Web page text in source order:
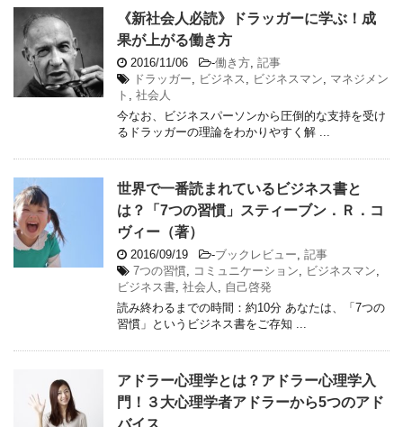
《新社会人必読》ドラッガーに学ぶ！成
果が上がる働き方
2016/11/06 -働き方 記事
ドラッガー
ビジネス ビジネスマン
マネジメン
ト
社会人
今なお、ビジネスパーソンから圧倒的な支持を受け
るドラッガーの理論をわかりやすく解 ...
世界で一番読まれているビジネス書と
は？「7つの習慣」スティーブン．Ｒ．コ
ヴィー（著）
2016/09/19 -ブックレビュー 記事
7つの習慣
コミュニケーション ビジネスマン
ビジネス書 社会人
自己啓発
読み終わるまでの時間：約10分 あなたは、「7つの
習慣」というビジネス書をご存知 ...
アドラー心理学とは？アドラー心理学入
門！３大心理学者アドラーから5つのアド
バイス